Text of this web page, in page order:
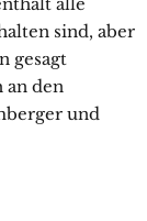
sind, aber
gesagt
an den
und